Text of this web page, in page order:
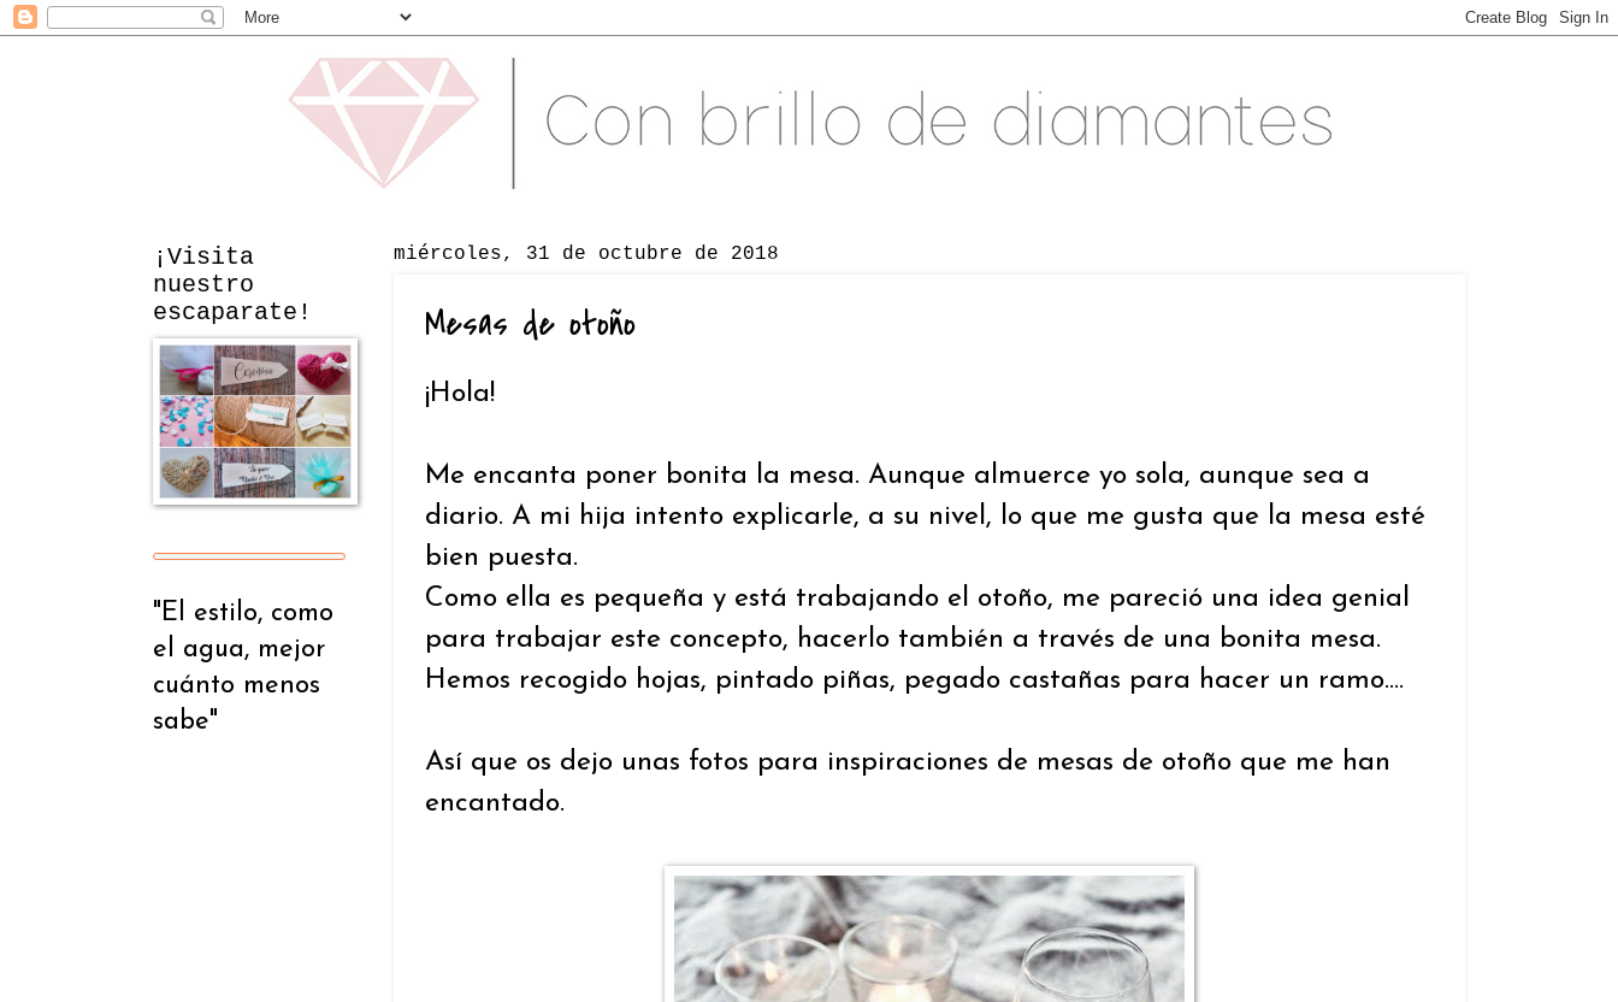
miércoles, 31 de octubre de 2018
Mesas de otoño
¡Hola!
Me encanta poner bonita la mesa. Aunque almuerce yo sola, aunque sea a
diario. A mi hija intento explicarle, a su nivel, lo que me gusta que la mesa esté
bien puesta.
Como ella es pequeña y está trabajando el otoño, me pareció una idea genial
para trabajar este concepto, hacerlo también a través de una bonita mesa.
Hemos recogido hojas, pintado piñas, pegado castañas para hacer un ramo....
Así que os dejo unas fotos para inspiraciones de mesas de otoño que me han
encantado.
¡Visita
nuestro
escaparate!
"El estilo, como
el agua, mejor
cuánto menos
sabe"